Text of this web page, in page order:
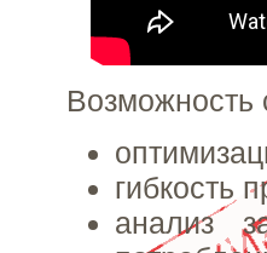
Возможность
гибкость
анализ